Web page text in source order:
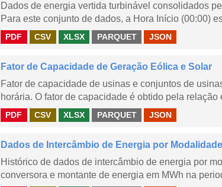
Dados de energia vertida turbinável consolidados
Para este conjunto de dados, a Hora Início (00:00)
PDF CSV XLSX PARQUET JSON
Fator de Capacidade de Geração Eólica e Solar
Fator de capacidade de usinas e conjuntos de
horária. O fator de capacidade é obtido pela relação
PDF CSV XLSX PARQUET JSON
Dados de Intercâmbio de Energia por Modalidade
Histórico de dados de intercâmbio de energia por
conversora e montante de energia em MWh na